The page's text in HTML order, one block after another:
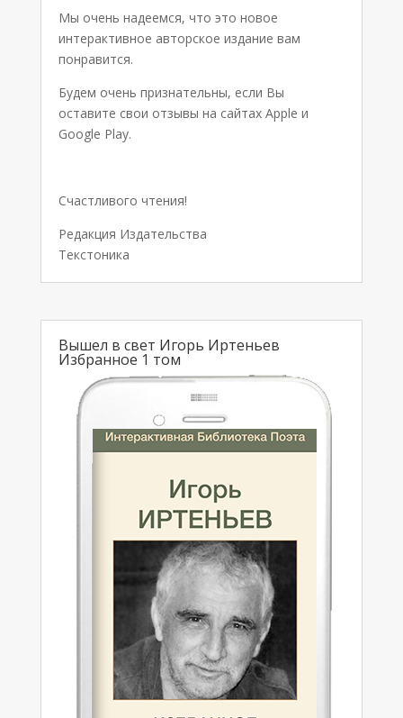
Мы очень надеемся, что это новое
интерактивное авторское издание вам
понравится.
Будем очень признательны, если Вы
оставите свои отзывы на сайтах Apple и
Google Play.
Счастливого чтения!
Редакция Издательства
Текстоника
Вышел в свет Игорь Иртеньев
Избранное 1 том